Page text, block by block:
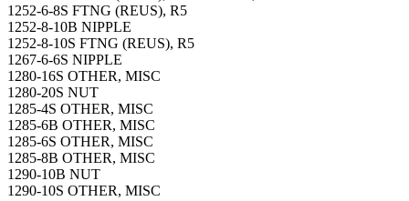
1252-6-8S FTNG (REUS), R5
1252-8-10B NIPPLE
1252-8-10S FTNG (REUS), R5
1267-6-6S NIPPLE
1280-16S OTHER, MISC
1280-20S NUT
1285-4S OTHER, MISC
1285-6B OTHER, MISC
1285-6S OTHER, MISC
1285-8B OTHER, MISC
1290-10B NUT
1290-10S OTHER, MISC